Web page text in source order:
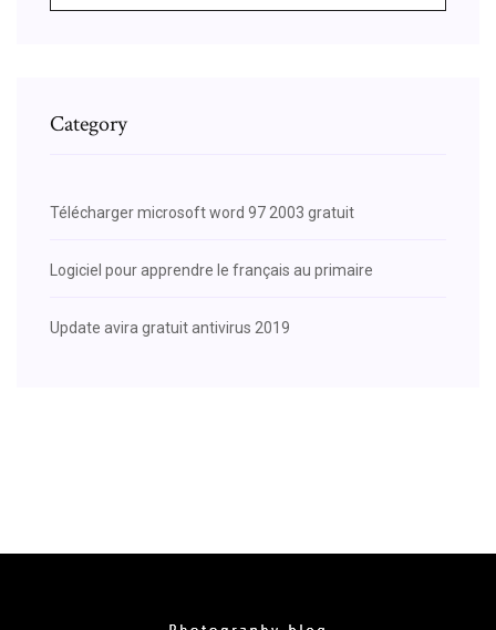
Category
Télécharger microsoft word 97 2003 gratuit
Logiciel pour apprendre le français au primaire
Update avira gratuit antivirus 2019